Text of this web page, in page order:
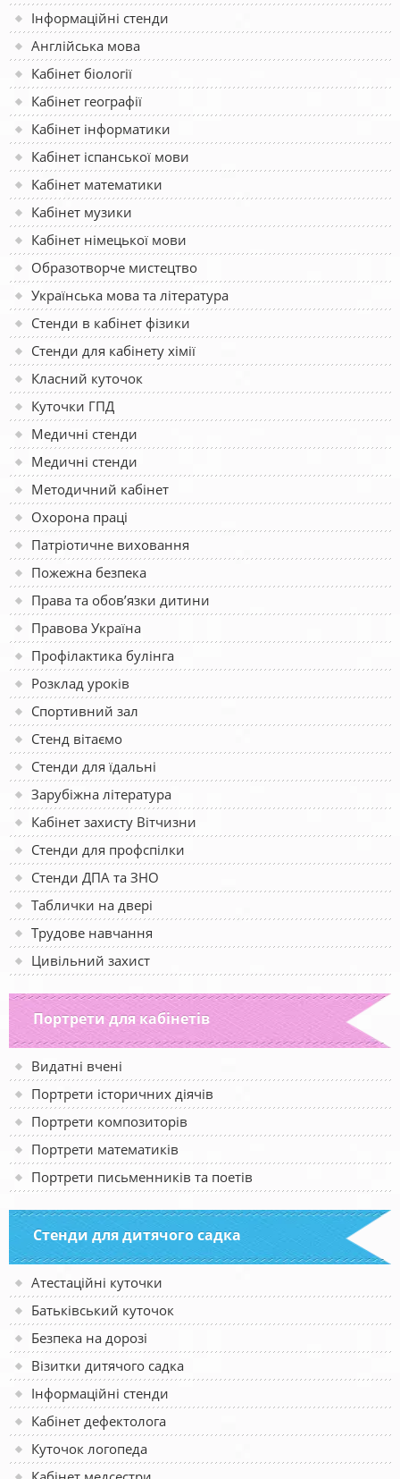
Інформаційні стенди
Англійська мова
Кабінет біології
Кабінет географії
Кабінет інформатики
Кабінет іспанської мови
Кабінет математики
Кабінет музики
Кабінет німецької мови
Образотворче мистецтво
Українська мова та література
Стенди в кабінет фізики
Стенди для кабінету хімії
Класний куточок
Куточки ГПД
Медичні стенди
Медичні стенди
Методичний кабінет
Охорона праці
Патріотичне виховання
Пожежна безпека
Права та обов’язки дитини
Правова Україна
Профілактика булінга
Розклад уроків
Спортивний зал
Стенд вітаємо
Стенди для їдальні
Зарубіжна література
Кабінет захисту Вітчизни
Стенди для профспілки
Стенди ДПА та ЗНО
Таблички на двері
Трудове навчання
Цивільний захист
Портрети для кабінетів
Видатні вчені
Портрети історичних діячів
Портрети композиторів
Портрети математиків
Портрети письменників та поетів
Стенди для дитячого садка
Атестаційні куточки
Батьківський куточок
Безпека на дорозі
Візитки дитячого садка
Інформаційні стенди
Кабінет дефектолога
Куточок логопеда